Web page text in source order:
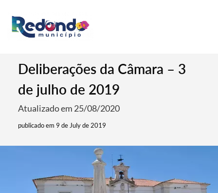
Deliberações da Câmara – 3
de julho de 2019
Atualizado em 25/08/2020
publicado em 9 de July de 2019